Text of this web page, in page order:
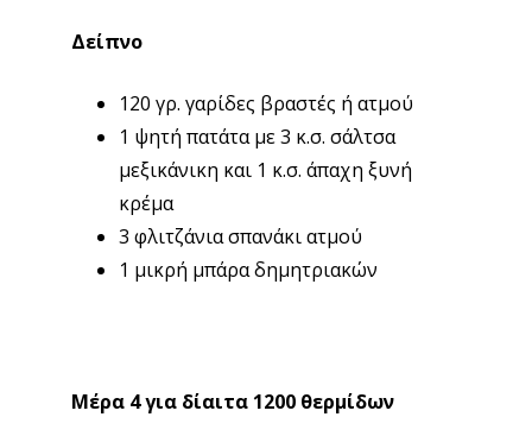
Δείπνο
120 γρ. γαρίδες βραστές ή ατμού
1 ψητή πατάτα με 3 κ.σ. σάλτσα
μεξικάνικη και 1 κ.σ. άπαχη ξυνή
κρέμα
3 φλιτζάνια σπανάκι ατμού
1 μικρή μπάρα δημητριακών
Μέρα 4 για δίαιτα 1200 θερμίδων